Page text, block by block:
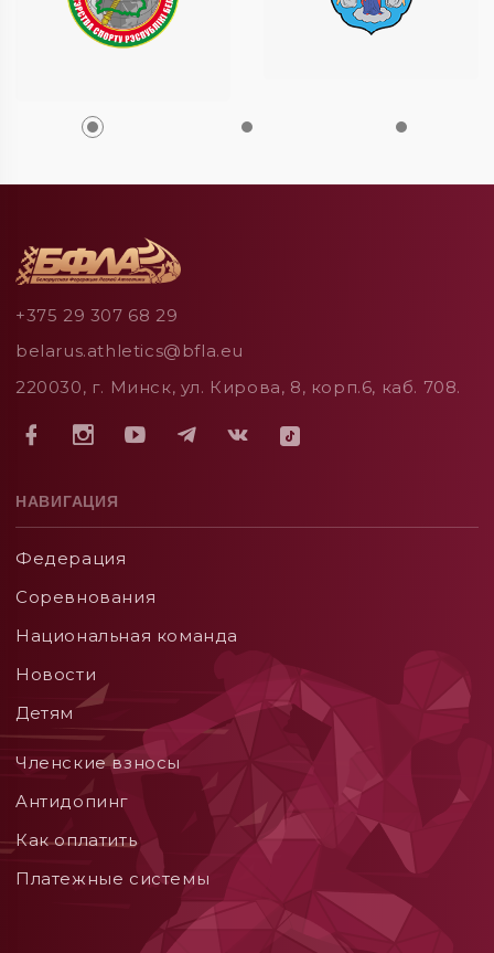
+375 29 307 68 29
belarus.athletics@bfla.eu
220030, г. Минск, ул. Кирова, 8, корп.6, каб. 708.
НАВИГАЦИЯ
Федерация
Соревнования
Национальная команда
Новости
Детям
Членские взносы
Aнтидопинг
Как оплатить
Платежные системы